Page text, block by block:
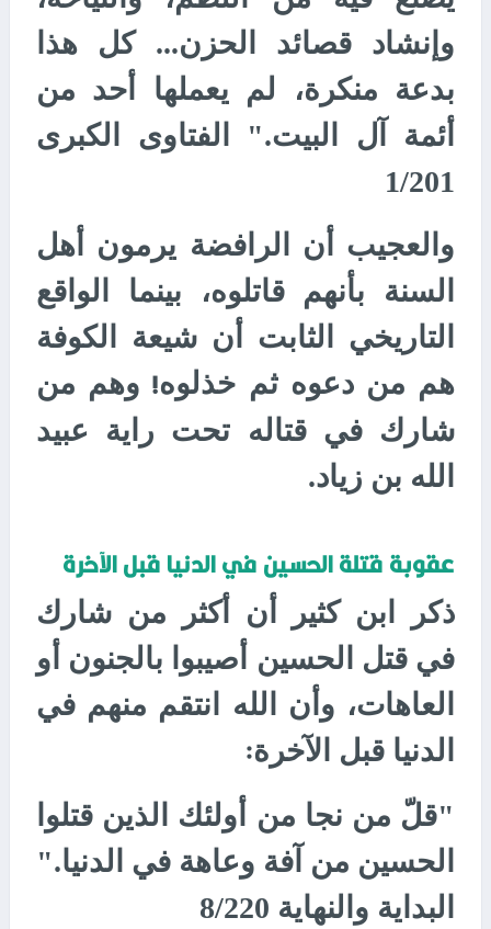
وإنشاد قصائد الحزن... كل هذا
بدعة منكرة، لم يعملها أحد من
أئمة آل البيت." الفتاوى الكبرى
1/201
والعجيب أن الرافضة يرمون أهل
السنة بأنهم قاتلوه، بينما الواقع
التاريخي الثابت أن شيعة الكوفة
هم من دعوه ثم خذلوه! وهم من
شارك في قتاله تحت راية عبيد
الله بن زياد.
عقوبة قتلة الحسين في الدنيا قبل الآخرة
ذكر ابن كثير أن أكثر من شارك
في قتل الحسين أصيبوا بالجنون أو
العاهات، وأن الله انتقم منهم في
الدنيا قبل الآخرة:
"قلّ من نجا من أولئك الذين قتلوا
الحسين من آفة وعاهة في الدنيا."
البداية والنهاية 8/220